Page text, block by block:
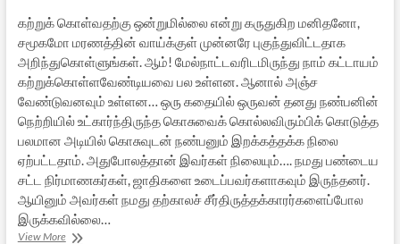
கற்றுக் கொள்வதற்கு ஒன்றுமில்லை என்று கருதுகிற மனிதனோ,
சமூகமோ மரணத்தின் வாய்க்குள் முன்னரே புகுந்துவிட்டதாக
அறிந்துகொள்ளுங்கள். ஆம்! மேல்நாட்டவரிடமிருந்து நாம் கட்டாயம்
கற்றுக்கொள்ளவேண்டியவை பல உள்ளன. ஆனால் அஞ்ச
வேண்டுவனவும் உள்ளன… ஒரு கதையில் ஒருவன் தனது நண்பனின்
நெற்றியில் உட்கார்ந்திருந்த கொசுவைக் கொல்லவிரும்பிக் கொடுத்த
பலமான அடியில் கொசுவுடன் நண்பனும் இறக்கத்தக்க நிலை
ஏற்பட்டதாம். அதுபோலத்தான் இவர்கள் நிலையும்…. நமது பண்டைய
சட்ட நிர்மாணகர்கள், ஜாதிகளை உடைப்பவர்களாகவும் இருந்தனர்.
ஆயினும் அவர்கள் நமது தற்காலச் சீர்திருத்தக்காரர்களைப்போல
இருக்கவில்லை…
View Moreஎழுமின்